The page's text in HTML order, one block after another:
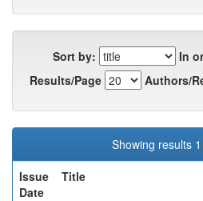
Sort by:
In
Results/Page
Authors/
Showing results
Issue
Date
Title